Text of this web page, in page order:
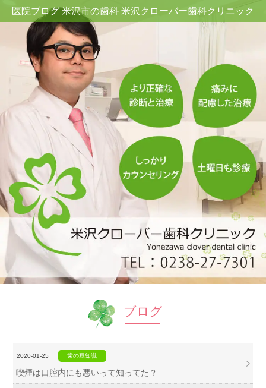
医院ブログ 米沢市の歯科 米沢クローバー歯科クリニック
ブログ
2020-01-25 歯の豆知識
喫煙は口腔内にも悪いって知ってた？